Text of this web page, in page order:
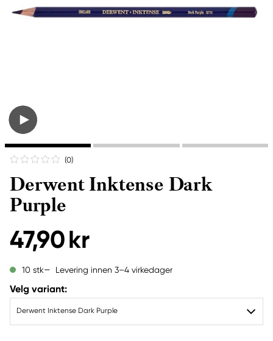
(0)
Derwent Inktense Dark
Purple
47,90 kr
10 stk Levering innen 3–4 virkedager
Velg variant:
Derwent Inktense Dark Purple